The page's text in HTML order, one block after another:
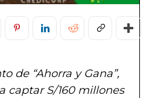
de “Ahorra y Gana”,
captar S/160 millones